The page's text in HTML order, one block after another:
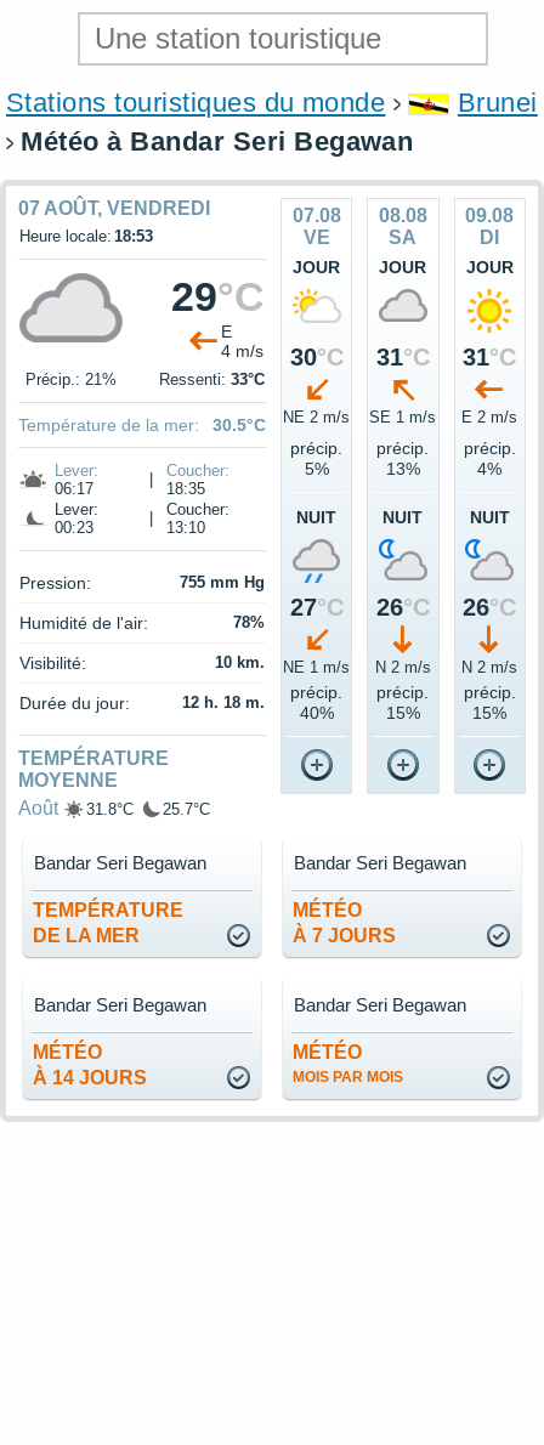
Stations touristiques du monde
Brunei
Météo à Bandar Seri Begawan
07 AOÛT, VENDREDI
Heure locale: 18:53
29°C
E
4 m/s
Précip.: 21% Ressenti: 33°C
Température de la mer: 30.5°C
Lever:
06:17
Coucher:
18:35
Lever:
00:23
Coucher:
13:10
Pression: 755 mm Hg
Humidité de l'air: 78%
Visibilité: 10 km.
Durée du jour: 12 h. 18 m.
TEMPÉRATURE
MOYENNE
Août
31.8°C 25.7°C
07.08
VE
JOUR
30°C
NE 2 m/s
précip.
5%
NUIT
27°C
NE 1 m/s
précip.
40%
08.08
SA
JOUR
31°C
SE 1 m/s
précip.
13%
NUIT
26°C
N 2 m/s
précip.
15%
09.08
DI
JOUR
31°C
E 2 m/s
précip.
4%
NUIT
26°C
N 2 m/s
précip.
15%
TEMPÉRATURE
DE LA MER
Bandar Seri Begawan
MÉTÉO
À 7 JOURS
Bandar Seri Begawan
MÉTÉO
À 14 JOURS
Bandar Seri Begawan
MÉTÉO
MOIS PAR MOIS
Bandar Seri Begawan